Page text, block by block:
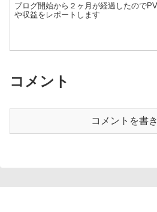
ブログ開始から２ヶ月が経過したのでPV
や収益をレポートします
コメント
コメントを書